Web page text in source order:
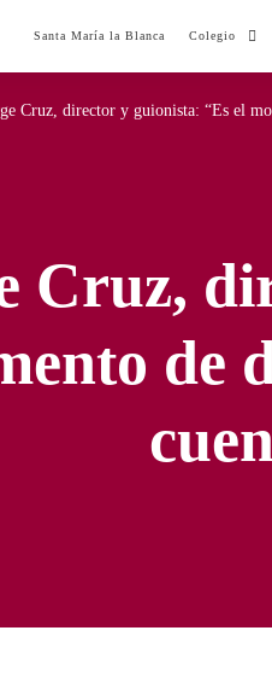
Santa María la Blanca Colegio
Cruz, director y guionista: “Es el
Cruz,
de